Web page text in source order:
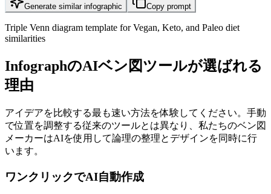
Generate similar infographic Copy prompt
Triple Venn diagram template for Vegan, Keto, and Paleo diet
similarities
InfographのAIベン図ツールが選ばれる
理由
アイデアを比較する最も速い方法を体験してください。手動
で位置を調整する従来のツールとは異なり、私たちのベン図
メーカーはAIを使用して論理の整理とデザインを同時に行
います。
ワンクリックでAI自動作成